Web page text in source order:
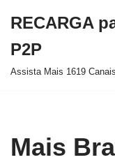
para
o
RECARGA
P2P
Assista Mais 1619 Canais
Mais